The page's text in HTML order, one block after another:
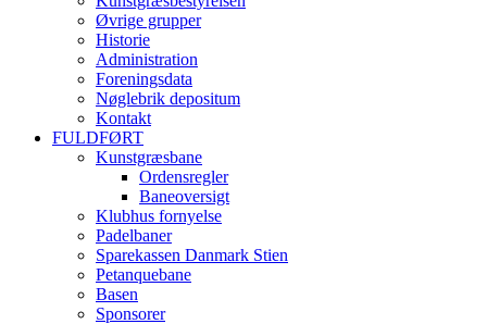
Øvrige grupper
Historie
Administration
Foreningsdata
Nøglebrik depositum
Kontakt
FULDFØRT
Kunstgræsbane
Ordensregler
Baneoversigt
Klubhus fornyelse
Padelbaner
Sparekassen Danmark Stien
Petanquebane
Basen
Sponsorer